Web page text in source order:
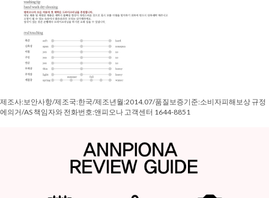
제조사:보안사항/제조국:한국/제조년월:2014.07/품질보증기준:소비자피해보상 규정
에의거/AS 책임자와 전화번호:앤피오나 고객센터 1644-8851